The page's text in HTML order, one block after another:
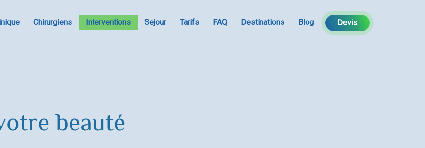
Chirurgiens Interventions Sejour Tarifs FAQ Destinations Blog Devis
beauté